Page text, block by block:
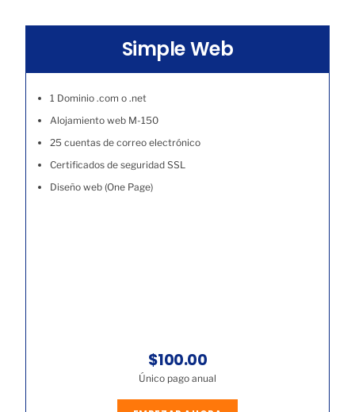
Simple Web
1 Dominio .com o .net
Alojamiento web M-150
25 cuentas de correo electrónico
Certificados de seguridad SSL
Diseño web (One Page)
$100.00
Único pago anual